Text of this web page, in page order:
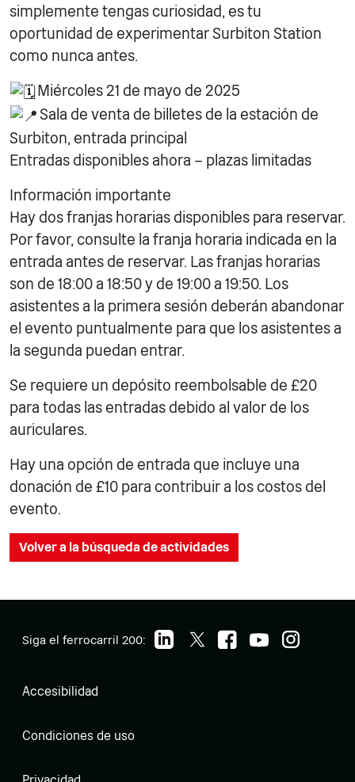
simplemente tengas curiosidad, es tu
oportunidad de experimentar Surbiton Station
como nunca antes.
Miércoles 21 de mayo de 2025
Sala de venta de billetes de la estación de
Surbiton, entrada principal
Entradas disponibles ahora – plazas limitadas
Información importante
Hay dos franjas horarias disponibles para reservar.
Por favor, consulte la franja horaria indicada en la
entrada antes de reservar. Las franjas horarias
son de 18:00 a 18:50 y de 19:00 a 19:50. Los
asistentes a la primera sesión deberán abandonar
el evento puntualmente para que los asistentes a
la segunda puedan entrar.
Se requiere un depósito reembolsable de £20
para todas las entradas debido al valor de los
auriculares.
Hay una opción de entrada que incluye una
donación de £10 para contribuir a los costos del
evento.
Volver a la búsqueda de actividades
Siga el ferrocarril 200:
Accesibilidad
Condiciones de uso